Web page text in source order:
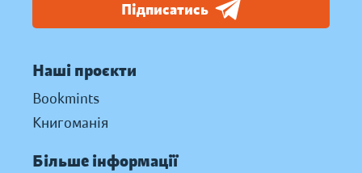
Підписатись
Наші проєкти
Bookmints
Книгоманія
Більше інформації